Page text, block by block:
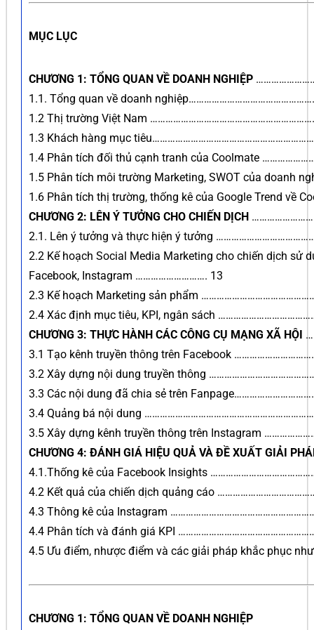
MỤC LỤC
CHƯƠNG 1: TỔNG QUAN VỀ DOANH NGHIỆP
1.1. Tổng quan về doanh
1.2 Thị trường Việt Nam
1.3 Khách hàng mục
1.4 Phân tích đối thủ cạnh tranh của Coolmate
1.5 Phân tích môi trường Marketing, SWOT của doanh
1.6 Phân tích thị trường, thống kê của Google Trend về
CHƯƠNG 2: LÊN Ý TƯỞNG CHO CHIẾN DỊCH
2.1. Lên ý tưởng và thực hiện ý tưởng
2.2 Kế hoạch Social Media Marketing cho chiến dịch sử
Facebook, Instagram ………………………. 13
2.3 Kế hoạch Marketing sản phẩm
2.4 Xác định mục tiêu, KPI, ngân sách
CHƯƠNG 3: THỰC HÀNH CÁC CÔNG CỤ MẠNG XÃ HỘI
3.1 Tạo kênh truyền thông trên Facebook
3.2 Xây dựng nội dung truyền thông
3.3 Các nội dung đã chia sẻ trên
3.4 Quảng bá nội dung
3.5 Xây dựng kênh truyền thông trên Instagram
CHƯƠNG 4: ĐÁNH GIÁ HIỆU QUẢ VÀ ĐỀ XUẤT GIẢI
4.1.Thống kê của Facebook Insights
4.2 Kết quả của chiến dịch quảng cáo
4.3 Thông kê của Instagram
4.4 Phân tích và đánh giá KPI
4.5 Ưu điểm, nhược điểm và các giải pháp khắc phục
CHƯƠNG 1: TỔNG QUAN VỀ DOANH NGHIỆP